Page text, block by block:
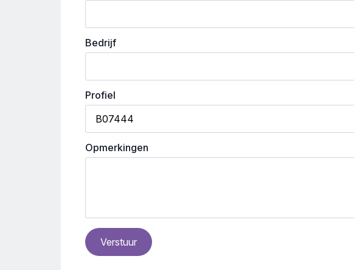
Bedrijf
Profiel
Opmerkingen
Verstuur